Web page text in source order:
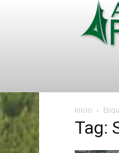
Inicio
Tag: